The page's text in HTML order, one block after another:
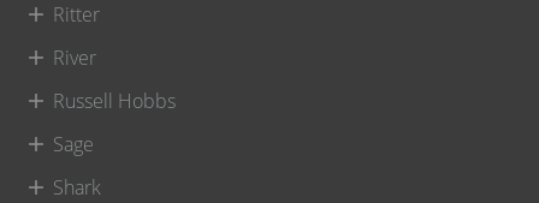
Ritter
River
Russell Hobbs
Sage
Shark